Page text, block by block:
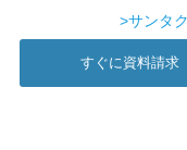
>サンタ
すぐに資料請求